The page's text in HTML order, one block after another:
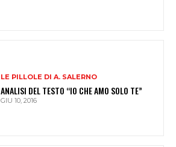
LE PILLOLE DI A. SALERNO
ANALISI DEL TESTO “IO CHE AMO SOLO TE”
GIU 10, 2016